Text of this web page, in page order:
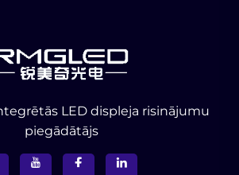
LED displeja risinājumu
piegādātājs